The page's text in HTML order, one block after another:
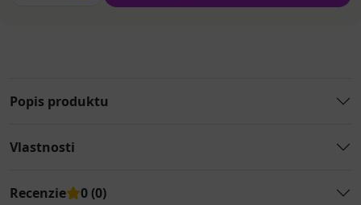
Popis produktu
Vlastnosti
Recenzie 0 (0)